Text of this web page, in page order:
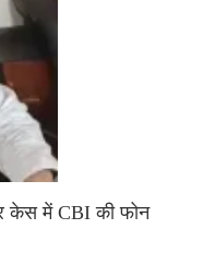
केस में CBI की फोन